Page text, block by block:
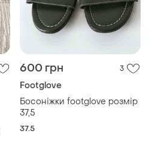
600 грн 3
Footglove
Босоніжки footglove розмір
37,5
37.5